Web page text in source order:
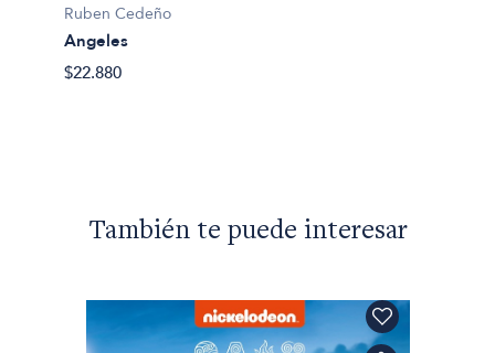
Ruben Cedeño
Angeles
$22.880
También te puede interesar